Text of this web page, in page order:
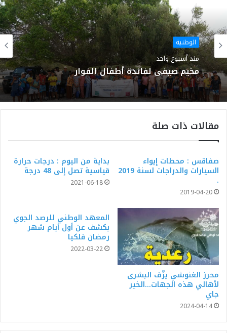
الوطنية
منذ أسبوع واحد
مخيم صيفي لفائدة أطفال الفوار
مقالات ذات صلة
صفاقس : محطات إيواء
السيارات والدراجات لسنة 2019
.
2019-04-20
بداية من اليوم : درجات حرارة
قياسية تصل إلى 48 درجة
2021-06-18
محرز الغنوشي يزّف البشرى
لأهالي هذه الجهات…الخير
جاي
2024-04-14
المعهد الوطني للرصد الجوي
يكشف عن أول أيام شهر
رمضان فلكيا
2022-03-22